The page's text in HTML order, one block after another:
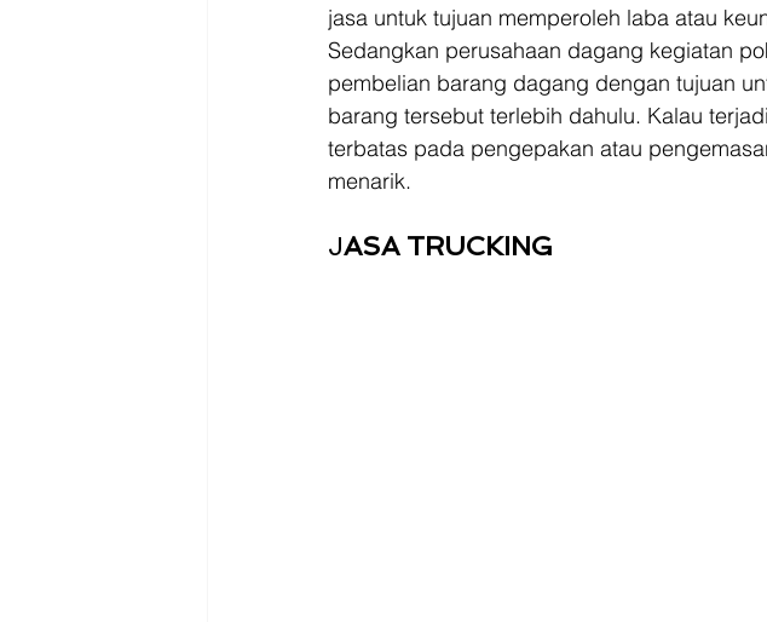
jasa untuk tujuan memperoleh laba atau
Sedangkan perusahaan dagang kegiatan
pembelian barang dagang dengan tujuan
barang tersebut terlebih dahulu. Kalau
terbatas pada pengepakan atau
menarik.
JASA TRUCKING